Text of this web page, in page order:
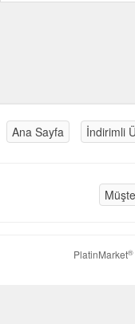
Ana Sayfa İndirimli
PlatinMarket®